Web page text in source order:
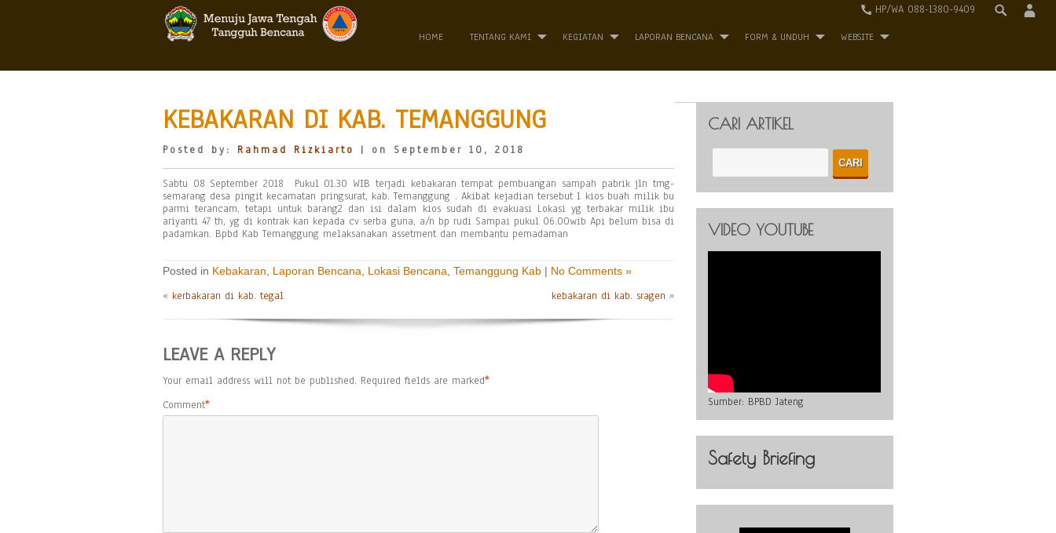
HP/WA 088-1380-9409
HOME TENTANG KAMI KEGIATAN LAPORAN BENCANA FORM & UNDUH WEBSITE
KEBAKARAN DI KAB. TEMANGGUNG
Posted by: Rahmad Rizkiarto | on September 10, 2018
Sabtu 08 September 2018 Pukul 01.30 WIB terjadi kebakaran tempat pembuangan sampah pabrik jln tmg-
semarang desa pingit kecamatan pringsurat, kab. Temanggung . Akibat kejadian tersebut 1 kios buah milik bu
parmi terancam, tetapi untuk barang2 dan isi dalam kios sudah di evakuasi Lokasi yg terbakar milik ibu
ariyanti 47 th, yg di kontrak kan kepada cv serba guna, a/n bp rudi Sampai pukul 06.00wib Api belum bisa di
padamkan. Bpbd Kab Temanggung melaksanakan assetment dan membantu pemadaman
Posted in Kebakaran Laporan Bencana Lokasi Bencana Temanggung Kab | No Comments »
« kerbakaran di kab. tegal kebakaran di kab. sragen »
LEAVE A REPLY
Your email address will not be published. Required fields are marked*
Comment*
CARI ARTIKEL
VIDEO YOUTUBE
Sumber: BPBD Jateng
Safety Briefing